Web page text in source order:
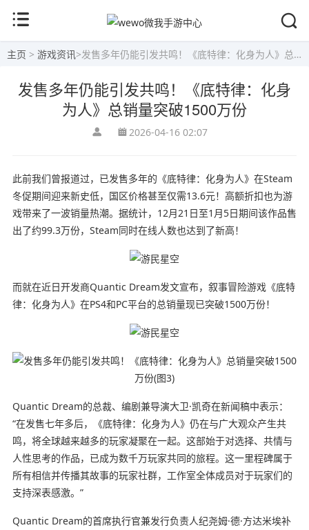
主页 > 游戏资讯>发售多年仍能引发共鸣！《底特律：化身为人》总销量突破1500万份
发售多年仍能引发共鸣！《底特律：化身
为人》总销量突破1500万份
2026-04-16 02:07
此前我们曾报道过，已发售多年的《底特律：化身为人》在Steam
冬促期间迎来新史低，国区价格甚至仅需13.6元！高额折扣也为游
戏带来了一波销量热潮。据统计，12月21日至1月5日期间该作品售
出了约99.3万份，Steam同时在线人数也达到了新高！
而就在近日开发商Quantic Dream发文宣布，叙事冒险游戏《底特
律：化身为人》在PS4和PC平台的总销量现已突破1500万份！
Quantic Dream的总裁、编剧兼导演大卫·凯奇在新闻稿中表示：
“在发售七年多后，《底特律：化身为人》仍在与广大观众产生共
鸣，将全球越来越多的玩家凝聚在一起。这部始于对选择、共情与
人性思考的作品，已成为数千万玩家共同的旅程。这一里程碑属于
所有相信并传播其故事的玩家社群，工作室全体成员对于玩家们的
支持深表感激。”
Quantic Dream的首席执行官兼发行负责人纪尧姆·德·方达米埃补